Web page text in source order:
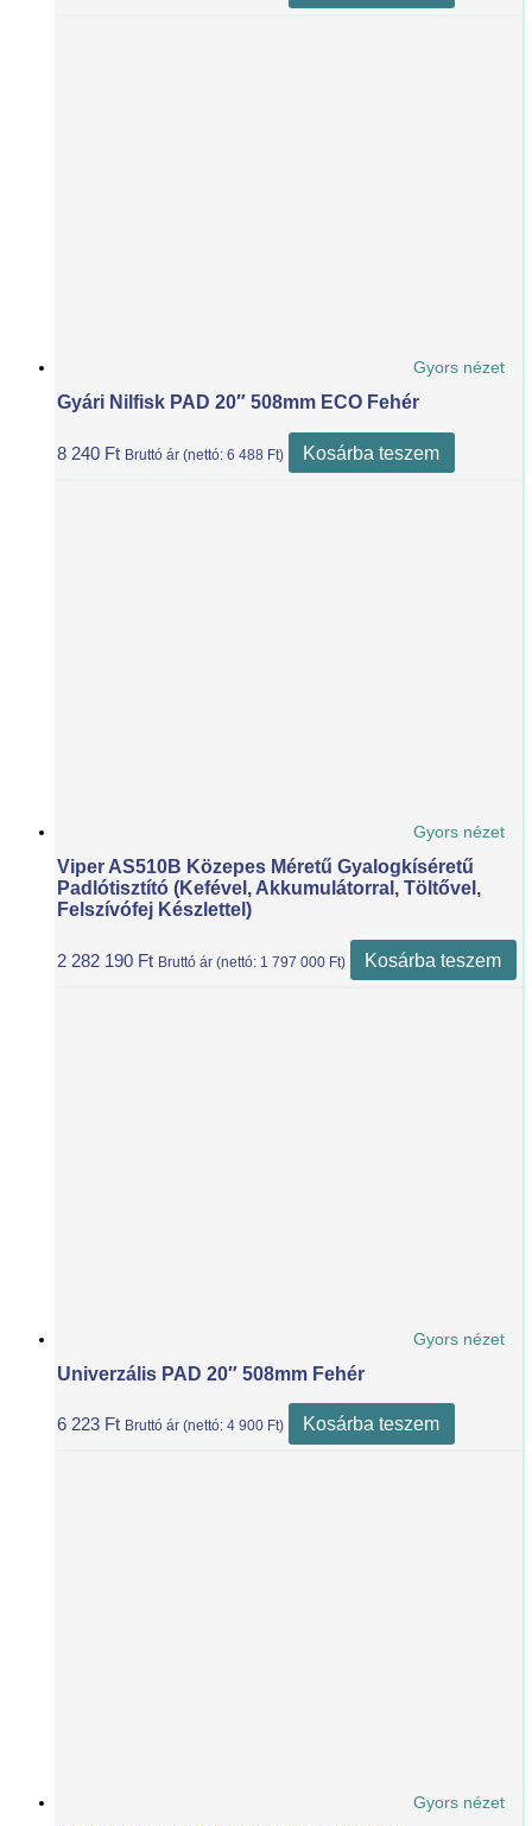
Gyors nézet
Gyári Nilfisk PAD 20″ 508mm ECO Fehér
8 240 Ft Bruttó ár (nettó: 6 488 Ft) Kosárba teszem
Gyors nézet
Viper AS510B Közepes Méretű Gyalogkíséretű
Padlótisztító (kefével, Akkumulátorral, Töltővel,
Felszívófej Készlettel)
2 282 190 Ft Bruttó ár (nettó: 1 797 000 Ft) Kosárba teszem
Gyors nézet
Univerzális PAD 20″ 508mm Fehér
6 223 Ft Bruttó ár (nettó: 4 900 Ft) Kosárba teszem
Gyors nézet